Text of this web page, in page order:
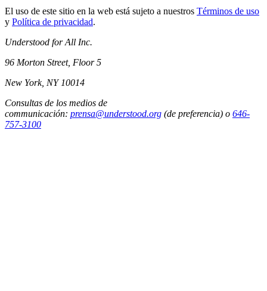
El uso de este sitio en la web está sujeto a nuestros Términos de uso
y Política de privacidad.
Understood for All Inc.
96 Morton Street, Floor 5
New York, NY 10014
Consultas de los medios de
communicación: prensa@understood.org (de preferencia) o 646-
757-3100